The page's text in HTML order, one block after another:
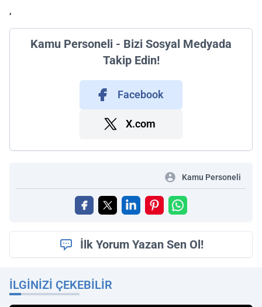
,
Kamu Personeli - Bizi Sosyal Medyada
Takip Edin!
Facebook
X.com
Kamu Personeli
İlk Yorum Yazan Sen Ol!
İLGINIZI ÇEKEBILIR